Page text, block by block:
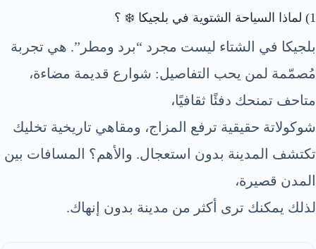
1) لماذا السياحة الشتوية في بلجيكا ❄️ ؟
بلجيكا في الشتاء ليست مجرد “برد ومطر”. هي تجربة
مُصمّمة لمن يحب التفاصيل: شوارع قديمة مضاءة،
متاحف تمنحك دفئًا ثقافيًا،
شوكولاتة حقيقية ترفع المزاج، ومقاهي تاريخية تخليك
تكتشف المدينة بدون استعجال. والأهم؟ المسافات بين
المدن قصيرة،
لذلك يمكنك ترى أكثر من مدينة بدون إنهاك.